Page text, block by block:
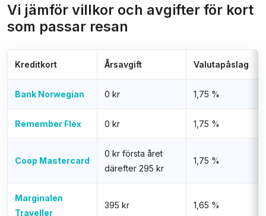
Vi jämför villkor och avgifter för kort
som passar resan
Kreditkort Årsavgift Valutapåslag
Bank Norwegian 0 kr 1,75 %
Remember Flex 0 kr 1,75 %
Coop Mastercard
0 kr första året
därefter 295 kr
1,75 %
Marginalen
Traveller
395 kr 1,65 %